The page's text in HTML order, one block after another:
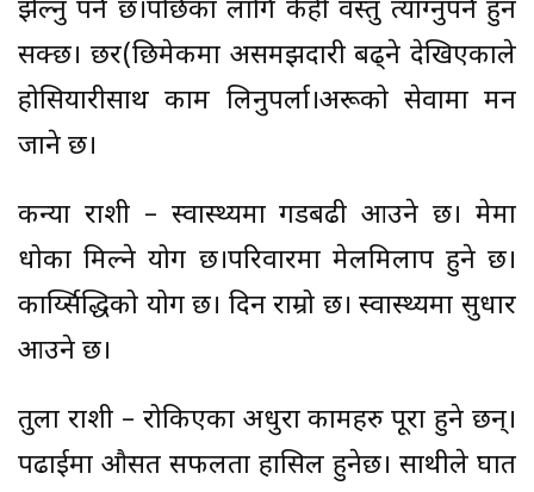
झेल्नु पर्ने छ।पछिका लागि केही वस्तु त्याग्नुपर्ने हुन
सक्छ। छर(छिमेकमा असमझदारी बढ्ने देखिएकाले
होसियारीसाथ काम लिनुपर्ला।अरूको सेवामा मन
जाने छ।
कन्या राशी – स्वास्थ्यमा गडबढी आउने छ। प्रेममा
धोका मिल्ने योग छ।परिवारमा मेलमिलाप हुने छ।
कार्य्सिद्धिको योग छ। दिन राम्रो छ। स्वास्थ्यमा सुधार
आउने छ।
तुला राशी – रोकिएका अधुरा कामहरु पूरा हुने छन्।
पढाईमा औसत सफलता हासिल हुनेछ। साथीले घात